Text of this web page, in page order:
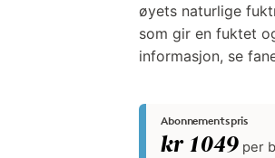
øyets naturlige
som gir en fuktet
informasjon, se
Abonnementspris
kr 1049 per